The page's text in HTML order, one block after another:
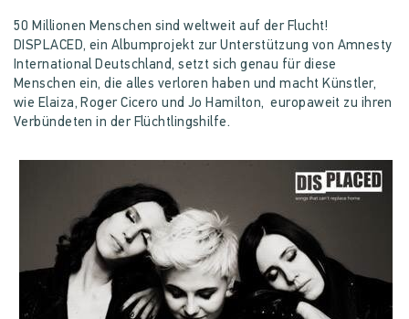
50 Millionen Menschen sind weltweit auf der Flucht!
DISPLACED, ein Albumprojekt zur Unterstützung von Amnesty
International Deutschland, setzt sich genau für diese
Menschen ein, die alles verloren haben und macht Künstler,
wie Elaiza, Roger Cicero und Jo Hamilton, europaweit zu ihren
Verbündeten in der Flüchtlingshilfe.